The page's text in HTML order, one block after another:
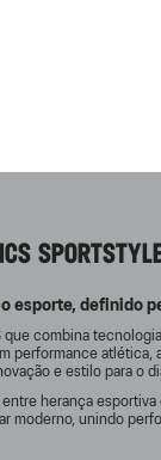
esporte, definido
que combina
performance
e estilo para o
herança
moderno, unindo